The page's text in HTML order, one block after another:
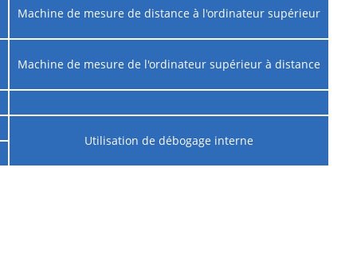
Machine de mesure de distance à l'ordinateur supérieur
Machine de mesure de l'ordinateur supérieur à distance
Utilisation de débogage interne